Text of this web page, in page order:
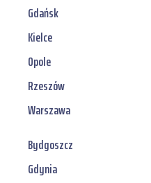
Gdańsk
Kielce
Opole
Rzeszów
Warszawa
Bydgoszcz
Gdynia